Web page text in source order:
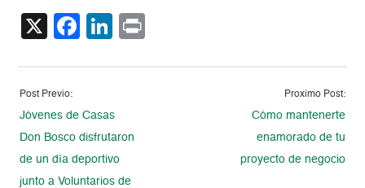
X Facebook
LinkedIn
Post Previo:
Jóvenes de Casas
Don Bosco disfrutaron
de un día deportivo
junto a Voluntarios de
Proximo Post:
Cómo mantenerte
enamorado de tu
proyecto de negocio